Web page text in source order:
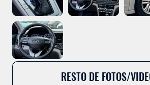
RESTO DE FOTOS/